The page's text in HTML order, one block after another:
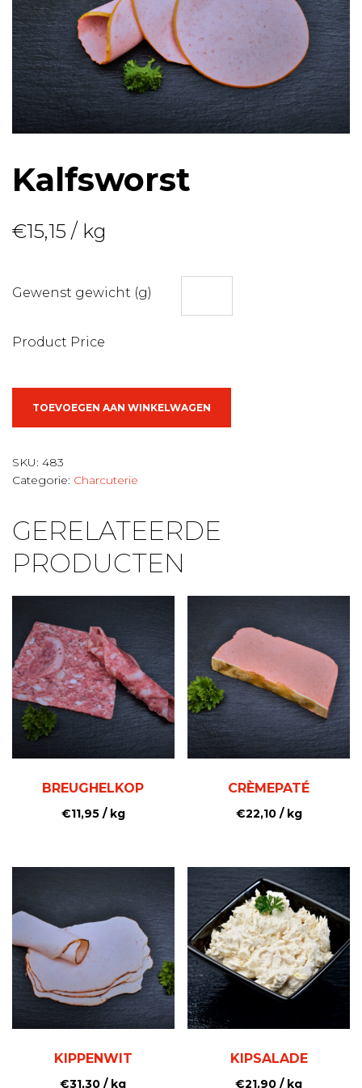
Kalfsworst
€15,15 / kg
Gewenst gewicht (g)
Product Price
TOEVOEGEN AAN WINKELWAGEN
SKU: 483
Categorie: Charcuterie
GERELATEERDE
PRODUCTEN
BREUGHELKOP
€11,95/ kg
CRÈMEPATÉ
€22,10/ kg
KIPPENWIT
€31,30 / kg
KIPSALADE
€21,90 / kg